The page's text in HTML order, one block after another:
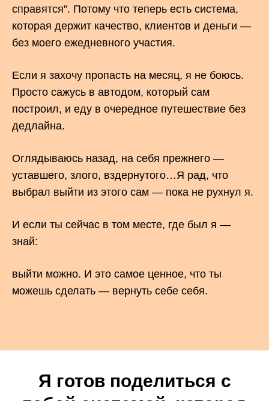
справятся”. Потому что теперь есть система,
которая держит качество, клиентов и деньги —
без моего ежедневного участия.
Если я захочу пропасть на месяц, я не боюсь.
Просто сажусь в автодом, который сам
построил, и еду в очередное путешествие без
дедлайна.
Оглядываюсь назад, на себя прежнего —
уставшего, злого, вздернутого…Я рад, что
выбрал выйти из этого сам — пока не рухнул я.
И если ты сейчас в том месте, где был я —
знай:
выйти можно. И это самое ценное, что ты
можешь сделать — вернуть себе себя.
Я готов поделиться с